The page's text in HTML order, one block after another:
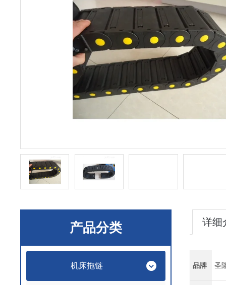
产品分类
机床拖链
详细
品牌 圣